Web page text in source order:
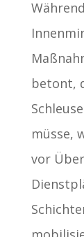
betont,
müsse,
vor